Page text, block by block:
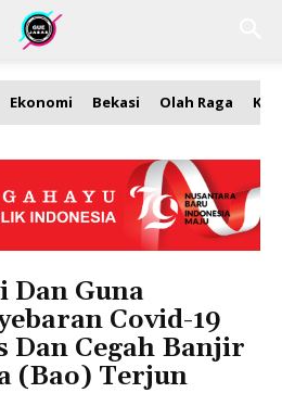
Ekonomi Bekasi Olah Raga
Dan Guna
Covid-19
Dan Cegah Banjir
(Bao) Terjun